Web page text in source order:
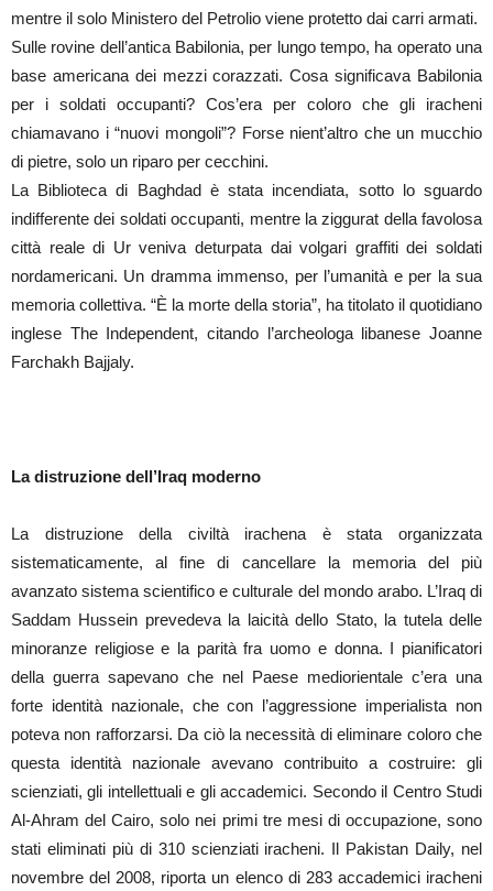
mentre il solo Ministero del Petrolio viene protetto dai carri armati.
Sulle rovine dell’antica Babilonia, per lungo tempo, ha operato una
base americana dei mezzi corazzati. Cosa significava Babilonia
per i soldati occupanti? Cos’era per coloro che gli iracheni
chiamavano i “nuovi mongoli”? Forse nient’altro che un mucchio
di pietre, solo un riparo per cecchini.
La Biblioteca di Baghdad è stata incendiata, sotto lo sguardo
indifferente dei soldati occupanti, mentre la ziggurat della favolosa
città reale di Ur veniva deturpata dai volgari graffiti dei soldati
nordamericani. Un dramma immenso, per l’umanità e per la sua
memoria collettiva. “Ѐ la morte della storia”, ha titolato il quotidiano
inglese The Independent, citando l’archeologa libanese Joanne
Farchakh Bajjaly.
La distruzione dell’Iraq moderno
La distruzione della civiltà irachena è stata organizzata
sistematicamente, al fine di cancellare la memoria del più
avanzato sistema scientifico e culturale del mondo arabo. L’Iraq di
Saddam Hussein prevedeva la laicità dello Stato, la tutela delle
minoranze religiose e la parità fra uomo e donna. I pianificatori
della guerra sapevano che nel Paese mediorientale c’era una
forte identità nazionale, che con l’aggressione imperialista non
poteva non rafforzarsi. Da ciò la necessità di eliminare coloro che
questa identità nazionale avevano contribuito a costruire: gli
scienziati, gli intellettuali e gli accademici. Secondo il Centro Studi
Al-Ahram del Cairo, solo nei primi tre mesi di occupazione, sono
stati eliminati più di 310 scienziati iracheni. Il Pakistan Daily, nel
novembre del 2008, riporta un elenco di 283 accademici iracheni